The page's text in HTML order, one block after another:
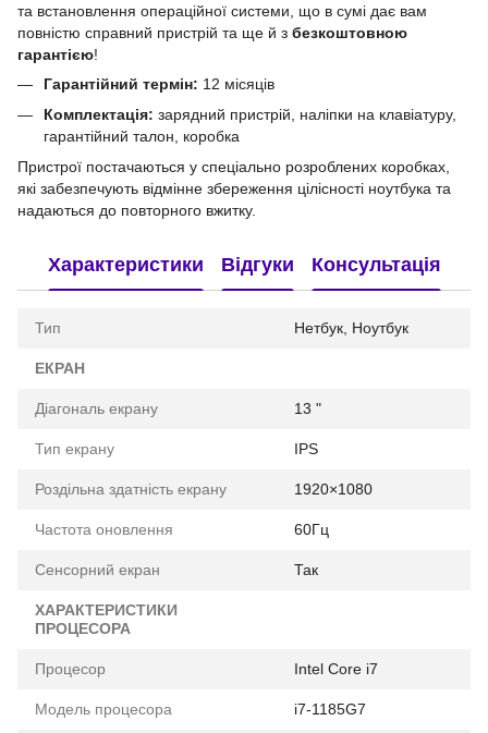
та встановлення операційної системи, що в сумі дає вам
повністю справний пристрій та ще й з безкоштовною
гарантією!
Гарантійний термін: 12 місяців
Комплектація: зарядний пристрій, наліпки на клавіатуру,
гарантійний талон, коробка
Пристрої постачаються у спеціально розроблених коробках,
які забезпечують відмінне збереження цілісності ноутбука та
надаються до повторного вжитку.
Характеристики Відгуки Консультація
Тип Нетбук, Ноутбук
ЕКРАН
Діагональ екрану 13 "
Тип екрану IPS
Роздільна здатність екрану 1920×1080
Частота оновлення 60Гц
Сенсорний екран Так
ХАРАКТЕРИСТИКИ
ПРОЦЕСОРА
Процесор Intel Core i7
Модель процесора i7-1185G7